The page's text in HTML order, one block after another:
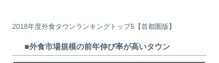
2018年度外食タウンランキングトップ5【首都圏版】
■外食市場規模の前年伸び率が高いタウン